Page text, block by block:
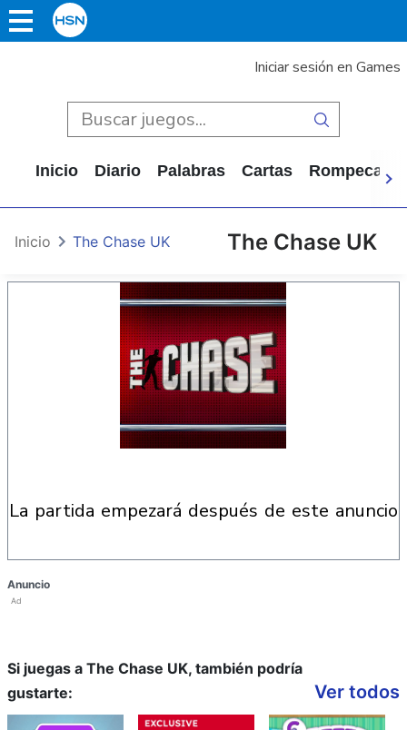
Iniciar sesión en Games
Inicio Diario Palabras Cartas
The Chase UK
Inicio The Chase UK
la partida empezará después de este anuncio
Anuncio
Ad
Si juegas a The Chase UK, también podría
gustarte:
Ver todos